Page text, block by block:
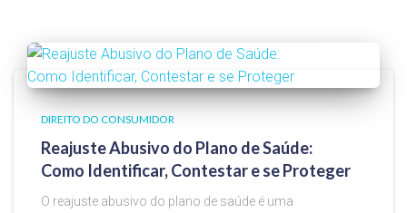
DIREITO DO CONSUMIDOR
Reajuste Abusivo do Plano de Saúde:
Como Identificar, Contestar e se Proteger
O reajuste abusivo do plano de saúde é uma